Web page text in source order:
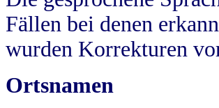
Fällen bei denen
wurden Korrekturen
Ortsnamen